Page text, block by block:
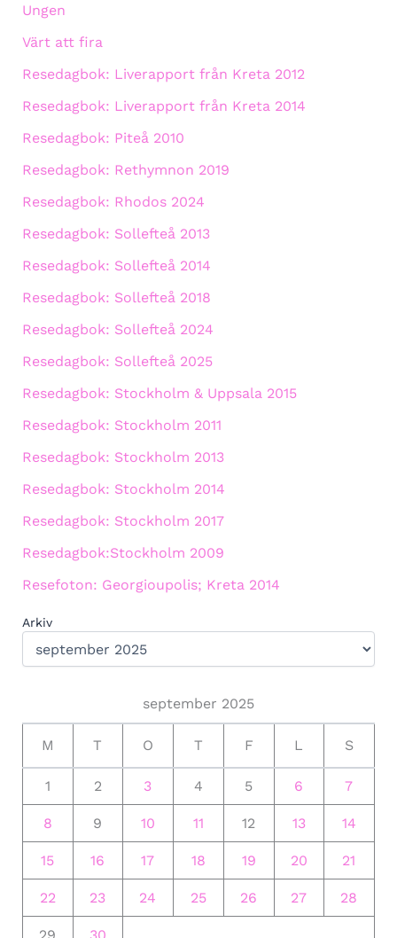
Ungen
Värt att fira
Resedagbok: Liverapport från Kreta 2012
Resedagbok: Liverapport från Kreta 2014
Resedagbok: Piteå 2010
Resedagbok: Rethymnon 2019
Resedagbok: Rhodos 2024
Resedagbok: Sollefteå 2013
Resedagbok: Sollefteå 2014
Resedagbok: Sollefteå 2018
Resedagbok: Sollefteå 2024
Resedagbok: Sollefteå 2025
Resedagbok: Stockholm & Uppsala 2015
Resedagbok: Stockholm 2011
Resedagbok: Stockholm 2013
Resedagbok: Stockholm 2014
Resedagbok: Stockholm 2017
Resedagbok:Stockholm 2009
Resefoton: Georgioupolis; Kreta 2014
Arkiv
september 2025
M T O T F L S
1 2 3 4 5 6 7
8 9 10 11 12 13 14
15 16 17 18 19 20 21
22 23 24 25 26 27 28